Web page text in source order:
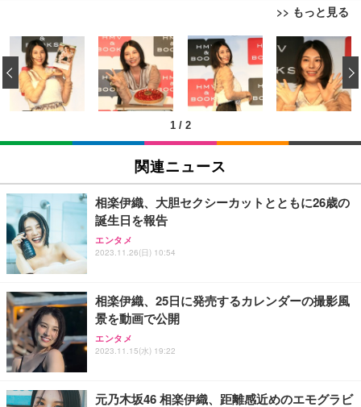
>> もっと見る
[EdoErgo] オフィスチェア 椅子 テレワーク 疲れな
い 跳ね上げ式アームレスト コンパクト 約105度ロッ
キング pc 事務椅子 360度回転 座面昇降 強化ナイロ
ン樹脂ベース 通気性メッシュ 在宅ワーク H-WY01
(黒網+黒枠+黒足)
￥5,699
SIHOO B100 オフィスチェア／デスクチェア メッシ
ュチェア 人間工学 疲れない ブラック
￥27,999
Sezlife オフィスチェア デスクチェア 疲れない テレ
ワーク チェア 強化バックレスト 30度ロッキング機
能 人間工学 椅子 腰サポート 90度跳ね上げ式アーム
務用 おしゃれ パソコンチェア (ブラック)
Sezlife オフィスチェア デスクチェア 疲れない テレ
ワーク チェア 強化バックレスト 30度ロッキング機
能 人間工学 椅子 腰サポート 90度跳ね上げ式アーム
務用 おしゃれ パソコンチェア (ホワイト)
EIZO ビジネス向けプレミアムモニター | FlexScan
EV3240X-WT | 31.5型4K UHD・USB Type-C・ホワ
イト
￥105,595
EIZO ビジネス向けプレミアムモニター | FlexScan
￥109,572
【純正品】27"ゲーミングモニター DualSense 充電
フック付き（CFI-ZDM1J）
【整備済み品】Dell E2724HS 27インチ 液晶モニタ
ー フルHD（1920×1080）VA 非光沢 HDMI/DisplayP
ort/VGA スピーカー内蔵 高さ調整 スイベル VESA対
Amazonベーシック ペットシーツ 薄型 レギュラー 1
回使い捨て 無香料 ホワイト 300枚
￥3,373
Amazonベーシック ペットシーツ 厚型 ワイド 42枚
x2袋(84枚) ホワイト(吸収面:ライトブルー)
￥3,234
ネオ・ルーライフ ネオ・オムツ L 中型犬用 26枚入
り 単品
Smart Basic(スマートベーシック) 【Amazon.co.jp
限定】 Smart Basic アイリスオーヤマ ペットシーツ
超厚型 お徳用 ワイド 100枚入 (x 1) (ケース販売)
1 / 2
‹
関連ニュース
相楽伊織、大胆セクシーカットとともに26歳の
誕生日を報告
エンタメ
2023.11.26(日) 10:54
相楽伊織、25日に発売するカレンダーの撮影風
景を動画で公開
エンタメ
2023.11.15(水) 19:22
元乃木坂46 相楽伊織、距離感近めのエモグラビ